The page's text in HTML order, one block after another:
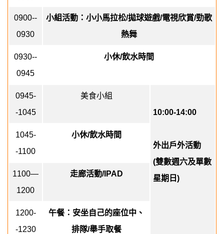
0900--
0930
小組活動：小小馬拉松/拋球遊戲/電視欣賞/勁歌
熱舞
0930--
0945
小休/飲水時間
0945-
-1045
美食小組
10:00-14:00
外出戶外活動
(雙數週六及單數
星期日 )
1045-
-1100
小休/飲水時間
1100—
1200
走廊活動/IPAD
1200-
-1230
午餐：安坐自己的座位中、
排隊/舉手取餐